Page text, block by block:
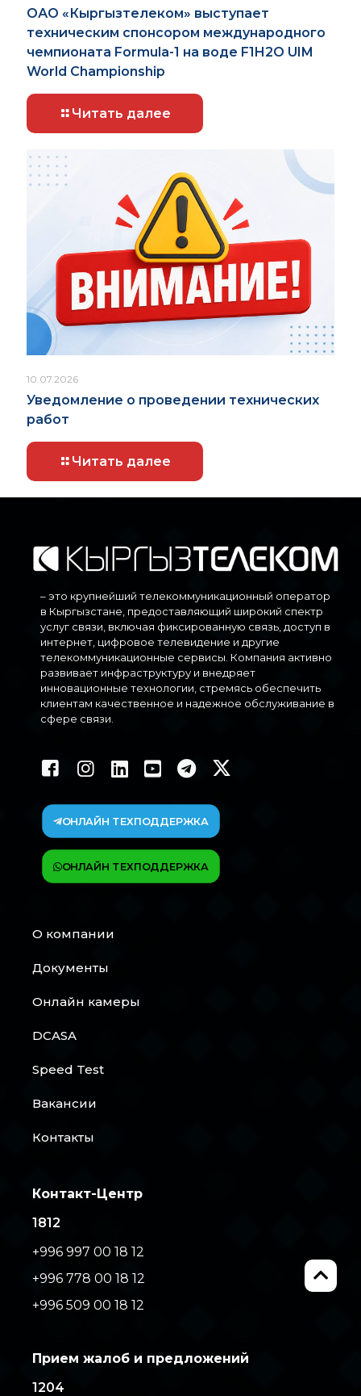
ОАО «Кыргызтелеком» выступает
техническим спонсором международного
чемпионата Formula-1 на воде F1H2O UIM
World Championship
Читать далее
10.07.2026
Уведомление о проведении технических
работ
Читать далее
– это крупнейший телекоммуникационный оператор
в Кыргызстане, предоставляющий широкий спектр
услуг связи, включая фиксированную связь, доступ в
интернет, цифровое телевидение и другие
телекоммуникационные сервисы. Компания активно
развивает инфраструктуру и внедряет
инновационные технологии, стремясь обеспечить
клиентам качественное и надежное обслуживание в
сфере связи.
ОНЛАЙН ТЕХПОДДЕРЖКА
ОНЛАЙН ТЕХПОДДЕРЖКА
О компании
Документы
Онлайн камеры
DCASA
Speed Test
Вакансии
Контакты
Контакт-Центр
1812
+996 997 00 18 12
+996 778 00 18 12
+996 509 00 18 12
Прием жалоб и предложений
1204